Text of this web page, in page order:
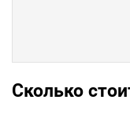
Сколько